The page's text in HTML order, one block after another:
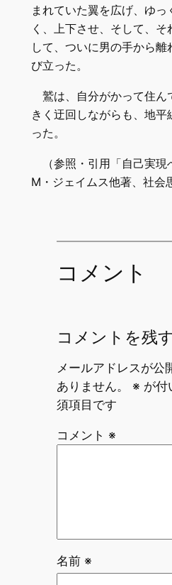
まれていた翼を広げ、ゆ
く、上下させ、そして、
して、ついに男の手から
び立った。
鷲は、自分がかって住ん
きく迂回しながらも、地
った。
（参照・引用「自己実現
M・ジェイムス他著、社会
コメント
コメントを残
メールアドレスが公
ありません。
※ が付
須項目です
コメント ※
名前 ※